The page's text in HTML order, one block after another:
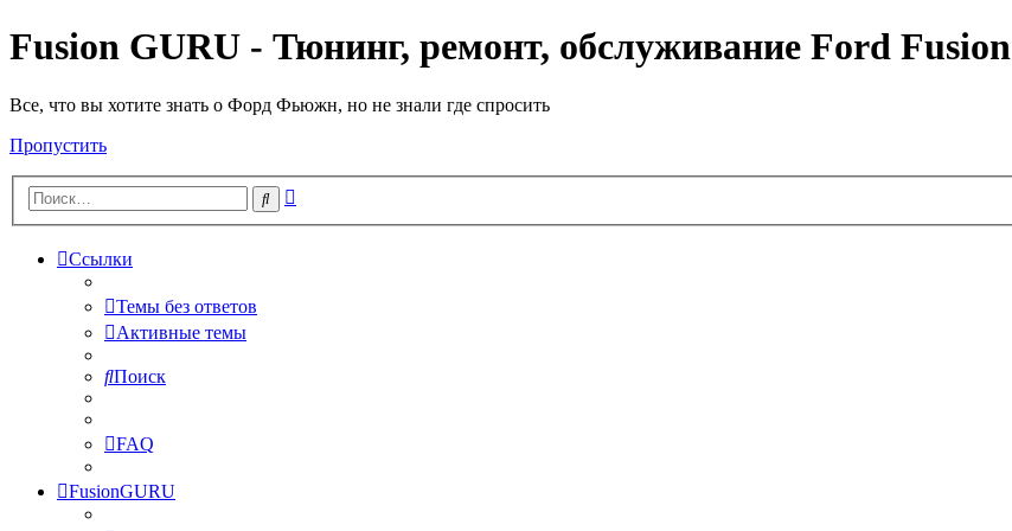
Fusion GURU - Тюнинг, ремонт, обслуживание Ford Fusion
Все, что вы хотите знать о Форд Фьюжн, но не знали где спросить
Пропустить
Поиск
Ссылки
Темы без ответов
Активные темы
Поиск
FAQ
FusionGURU